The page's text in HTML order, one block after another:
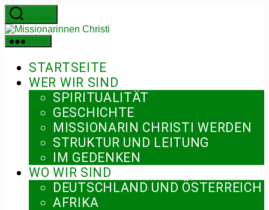
Zum
Inhalt
springen
STARTSEITE
WER WIR SIND
SPIRITUALITÄT
GESCHICHTE
MISSIONARIN CHRISTI WERDEN
STRUKTUR UND LEITUNG
IM GEDENKEN
WO WIR SIND
DEUTSCHLAND UND ÖSTERREICH
AFRIKA